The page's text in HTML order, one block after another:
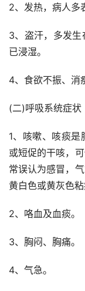
2、发热，病人多
3、盗汗，多发
已浸湿。
4、食欲不振、消
(二)呼吸系统症状
1、咳嗽、咳痰
或短促的干咳，
常误认为感冒，
黄白色或黄灰色粘
2、咯血及血痰。
3、胸闷、胸痛。
4、气急。